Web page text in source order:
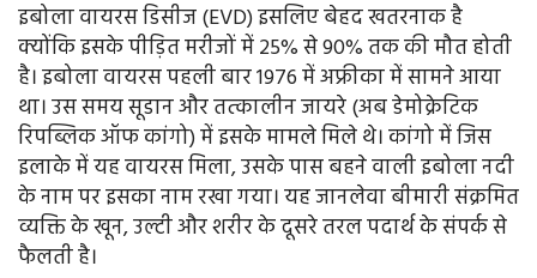
इबोला वायरस डिसीज (EVD) इसलिए बेहद खतरनाक है
क्योंकि इसके पीड़ित मरीजों में 25% से 90% तक की मौत होती
है। इबोला वायरस पहली बार 1976 में अफ्रीका में सामने आया
था। उस समय सूडान और तत्कालीन जायरे (अब डेमोक्रेटिक
रिपब्लिक ऑफ कांगो) में इसके मामले मिले थे। कांगो में जिस
इलाके में यह वायरस मिला, उसके पास बहने वाली इबोला नदी
के नाम पर इसका नाम रखा गया। यह जानलेवा बीमारी संक्रमित
व्यक्ति के खून, उल्टी और शरीर के दूसरे तरल पदार्थ के संपर्क से
फैलती है।